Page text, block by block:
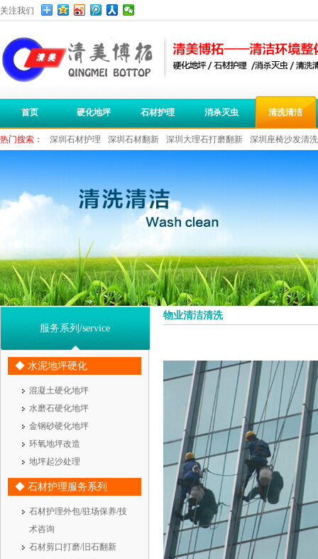
关注我们
首页 硬化地坪 石材护理 消杀灭虫 清洗清洁
热门搜索： 深圳石材护理 深圳石材翻新 深圳大理石打磨翻新 深圳座椅沙发清洗
服务系列/service
◆ 水泥地坪硬化
混凝土硬化地坪
水磨石硬化地坪
金钢砂硬化地坪
环氧地坪改造
地坪起沙处理
◆ 石材护理服务系列
石材护理外包/驻场保养/技
术咨询
石材剪口打磨/旧石翻新
物业清洁清洗